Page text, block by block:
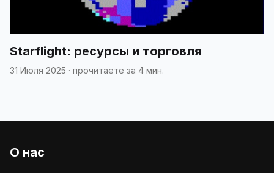
Starflight: ресурсы и торговля
31 Июля 2025 · прочитаете за 4 мин.
О нас